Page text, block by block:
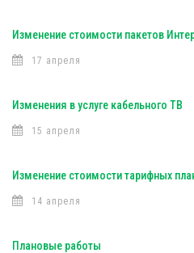
Изменение стоимости пакетов
17 апреля
Изменения в услуге кабельного ТВ
15 апреля
Изменение стоимости тарифных
14 апреля
Плановые работы